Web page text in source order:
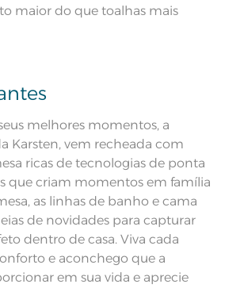
Ferro de passar com temperatura
maxima de 150ºC; Proibido lavar a
seco;
Retangular
Pode haver pequena variação de
cor, de acordo com a configuração
e modelo do monitor ou do
aparelho celular. Consultar a cor
nas especificações técnicas do
Sempre limpa
persistentes, não removidas
em água, após a remoção
na etiqueta;
secar no varal, à sombra;
as instruções na etiqueta.
maior do que toalhas mais
melhores momentos, a
Karsten, vem recheada com
ricas de tecnologias de ponta
que criam momentos em família
as linhas de banho e cama
de novidades para capturar
dentro de casa. Viva cada
e aconchego que a
em sua vida e aprecie